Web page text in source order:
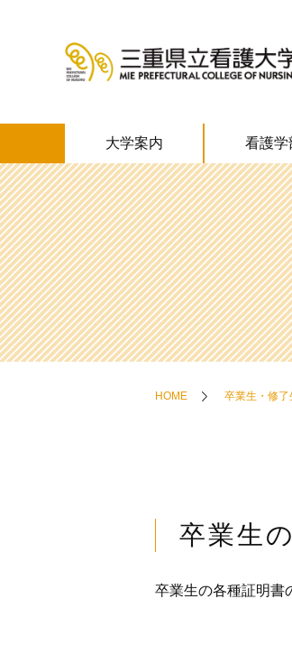
大学案内 看護学
HOME 卒業生・修了
卒業生
卒業生の各種証明書